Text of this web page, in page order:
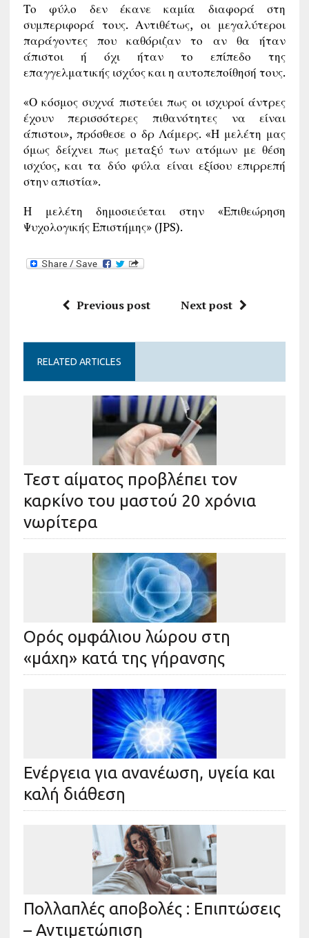
Το φύλο δεν έκανε καμία διαφορά στη
συμπεριφορά τους. Αντιθέτως, οι μεγαλύτεροι
παράγοντες που καθόριζαν το αν θα ήταν
άπιστοι ή όχι ήταν το επίπεδο της
επαγγελματικής ισχύος και η αυτοπεποίθησή τους.
«Ο κόσμος συχνά πιστεύει πως οι ισχυροί άντρες
έχουν περισσότερες πιθανότητες να είναι
άπιστοι», πρόσθεσε ο δρ Λάμερς. «Η μελέτη μας
όμως δείχνει πως μεταξύ των ατόμων με θέση
ισχύος, και τα δύο φύλα είναι εξίσου επιρρεπή
στην απιστία».
Η μελέτη δημοσιεύεται στην «Επιθεώρηση
Ψυχολογικής Επιστήμης» (JPS).
Previous post Next post
RELATED ARTICLES
Τεστ αίματος προβλέπει τον
καρκίνο του μαστού 20 χρόνια
νωρίτερα
Ορός ομφάλιου λώρου στη
«μάχη» κατά της γήρανσης
Ενέργεια για ανανέωση, υγεία και
καλή διάθεση
Πολλαπλές αποβολές : Επιπτώσεις
– Αντιμετώπιση